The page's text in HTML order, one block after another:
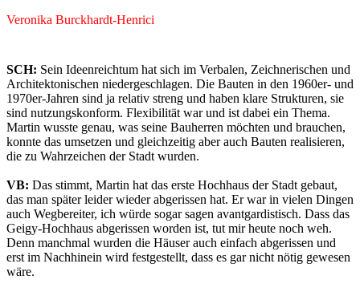
Veronika Burckhardt-Henrici
SCH: Sein Ideenreichtum hat sich im Verbalen, Zeichnerischen und
Architektonischen niedergeschlagen. Die Bauten in den 1960er- und
1970er-Jahren sind ja relativ streng und haben klare Strukturen, sie
sind nutzungskonform. Flexibilität war und ist dabei ein Thema.
Martin wusste genau, was seine Bauherren möchten und brauchen,
konnte das umsetzen und gleichzeitig aber auch Bauten realisieren,
die zu Wahrzeichen der Stadt wurden.
VB: Das stimmt, Martin hat das erste Hochhaus der Stadt gebaut,
das man später leider wieder abgerissen hat. Er war in vielen Dingen
auch Wegbereiter, ich würde sogar sagen avantgardistisch. Dass das
Geigy-Hochhaus abgerissen worden ist, tut mir heute noch weh.
Denn manchmal wurden die Häuser auch einfach abgerissen und
erst im Nachhinein wird festgestellt, dass es gar nicht nötig gewesen
wäre.